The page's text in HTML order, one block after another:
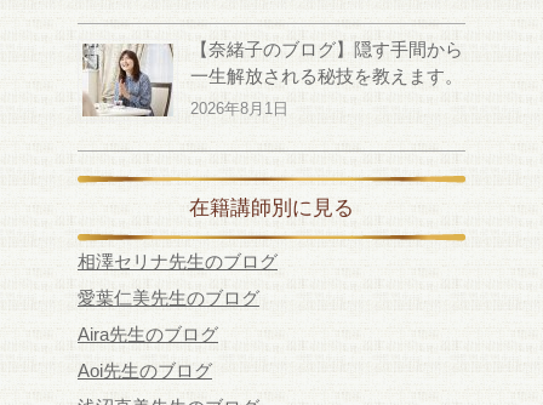
【奈緒子のブログ】隠す手間から
一生解放される秘技を教えます。
2026年8月1日
在籍講師別に見る
相澤セリナ先生のブログ
愛葉仁美先生のブログ
Aira先生のブログ
Aoi先生のブログ